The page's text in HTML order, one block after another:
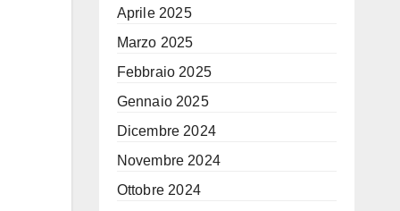
Aprile 2025
Marzo 2025
Febbraio 2025
Gennaio 2025
Dicembre 2024
Novembre 2024
Ottobre 2024